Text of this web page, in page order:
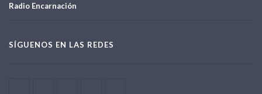
Radio Encarnación
SÍGUENOS EN LAS REDES